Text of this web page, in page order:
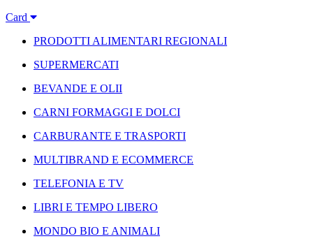
Card
PRODOTTI ALIMENTARI REGIONALI
SUPERMERCATI
BEVANDE E OLII
CARNI FORMAGGI E DOLCI
CARBURANTE E TRASPORTI
MULTIBRAND E ECOMMERCE
TELEFONIA E TV
LIBRI E TEMPO LIBERO
MONDO BIO E ANIMALI